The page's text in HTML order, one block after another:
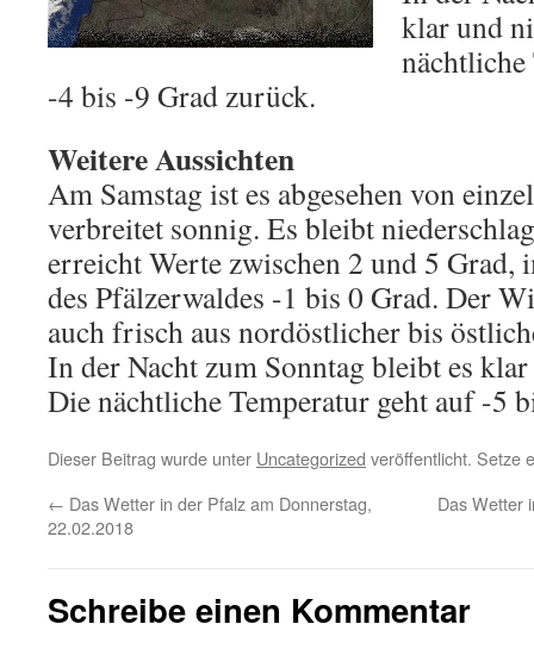
klar und
-4 bis -9 Grad zurück.
Weitere Aussichten
Am Samstag ist es abgesehen von
verbreitet sonnig. Es bleibt
erreicht Werte zwischen 2 und 5 Grad,
des Pfälzerwaldes -1 bis 0 Grad. Der
auch frisch aus nordöstlicher bis
In der Nacht zum Sonntag bleibt es
Die nächtliche Temperatur geht auf -5
Dieser Beitrag wurde unter Uncategorized veröffentlicht. Setze
← Das Wetter in der Pfalz am Donnerstag,
22.02.2018
Das Wetter
Schreibe einen Kommentar